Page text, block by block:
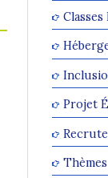
Projet